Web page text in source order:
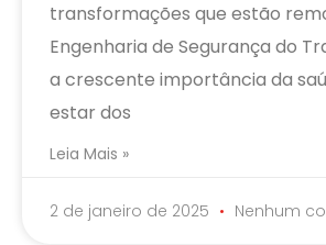
transformações que estão
Engenharia de Segurança do
a crescente importância da
estar dos
Leia Mais »
2 de janeiro de 2025 Nenhum